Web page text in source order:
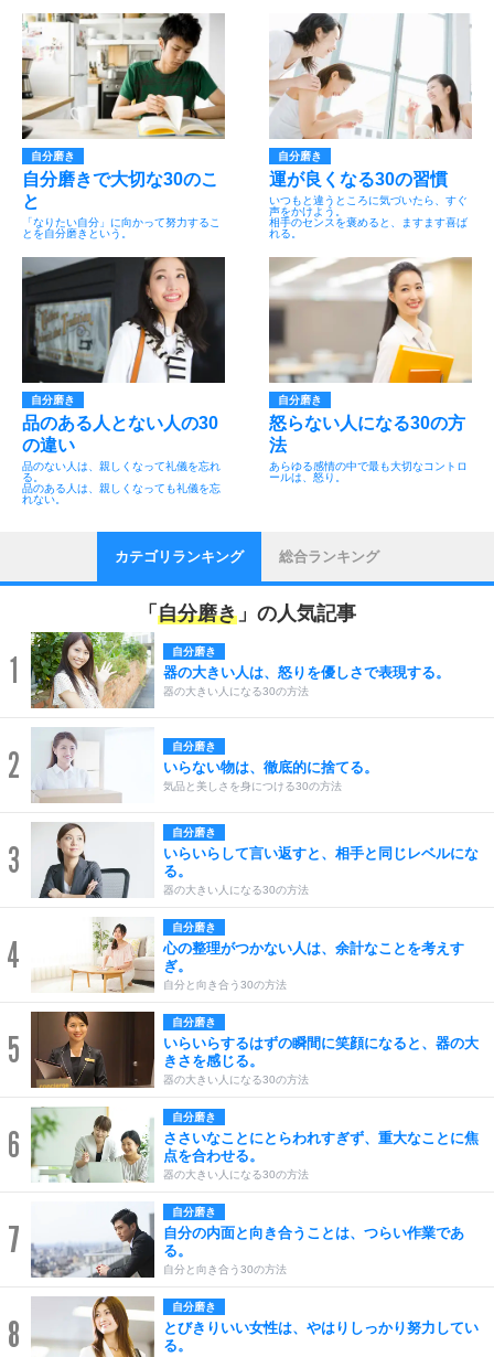
自分磨き
自分磨きで大切な30のこ
と
「なりたい自分」に向かって努力するこ
とを自分磨きという。
自分磨き
運が良くなる30の習慣
いつもと違うところに気づいたら、すぐ
声をかけよう。
相手のセンスを褒めると、ますます喜ば
れる。
自分磨き
品のある人とない人の30
の違い
品のない人は、親しくなって礼儀を忘れ
る。
品のある人は、親しくなっても礼儀を忘
れない。
自分磨き
怒らない人になる30の方
法
あらゆる感情の中で最も大切なコントロ
ールは、怒り。
カテゴリランキング 総合ランキング
「 自分磨き 」の人気記事
1 自分磨き
器の大きい人は、怒りを優しさで表現する。
器の大きい人になる30の方法
2 自分磨き
いらない物は、徹底的に捨てる。
気品と美しさを身につける30の方法
3
自分磨き
いらいらして言い返すと、相手と同じレベルにな
る。
器の大きい人になる30の方法
4
自分磨き
心の整理がつかない人は、余計なことを考えす
ぎ。
自分と向き合う30の方法
5
自分磨き
いらいらするはずの瞬間に笑顔になると、器の大
きさを感じる。
器の大きい人になる30の方法
6
自分磨き
ささいなことにとらわれすぎず、重大なことに焦
点を合わせる。
器の大きい人になる30の方法
7
自分磨き
自分の内面と向き合うことは、つらい作業であ
る。
自分と向き合う30の方法
8
自分磨き
とびきりいい女性は、やはりしっかり努力してい
る。